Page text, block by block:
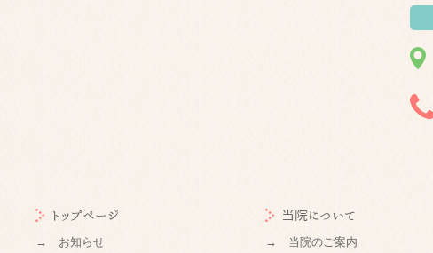
トップページ
→ お知らせ
当院について
→ 当院のご案内